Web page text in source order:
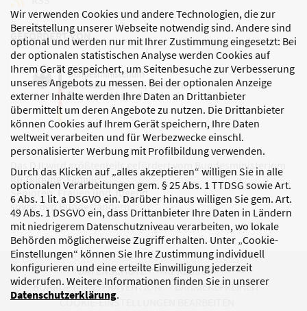
Wir verwenden Cookies und andere Technologien, die zur
Bereitstellung unserer Webseite notwendig sind. Andere sind
optional und werden nur mit Ihrer Zustimmung eingesetzt: Bei
der optionalen statistischen Analyse werden Cookies auf
Ihrem Gerät gespeichert, um Seitenbesuche zur Verbesserung
unseres Angebots zu messen. Bei der optionalen Anzeige
externer Inhalte werden Ihre Daten an Drittanbieter
übermittelt um deren Angebote zu nutzen. Die Drittanbieter
können Cookies auf Ihrem Gerät speichern, Ihre Daten
weltweit verarbeiten und für Werbezwecke einschl.
personalisierter Werbung mit Profilbildung verwenden.
Durch das Klicken auf „alles akzeptieren“ willigen Sie in alle
optionalen Verarbeitungen gem. § 25 Abs. 1 TTDSG sowie Art.
6 Abs. 1 lit. a DSGVO ein. Darüber hinaus willigen Sie gem. Art.
49 Abs. 1 DSGVO ein, dass Drittanbieter Ihre Daten in Ländern
mit niedrigerem Datenschutzniveau verarbeiten, wo lokale
Behörden möglicherweise Zugriff erhalten. Unter „Cookie-
Einstellungen“ können Sie Ihre Zustimmung individuell
konfigurieren und eine erteilte Einwilligung jederzeit
widerrufen. Weitere Informationen finden Sie in unserer
Datenschutzerklärung.
GEFÖRDERT VON
Das DJI wird größtenteils gefördert vom Bundesministerium
für Bildung, Familie,
Senioren, Frauen und Jugend
sowie den Bundesländern.
DATENSCHUTZ
IMPRESSUM
KORRUPTIONSPRÄVENTION
BARRIEREFREIHEIT
COOKIE-EINSTELLUNGEN BEARBEITEN